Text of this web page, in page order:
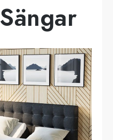
Sängar